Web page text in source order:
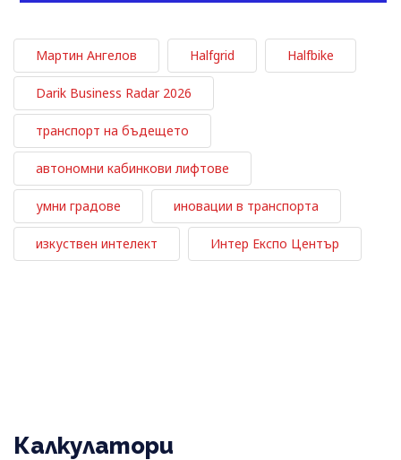
Мартин Ангелов Halfgrid Halfbike
Darik Business Radar 2026
транспорт на бъдещето
автономни кабинкови лифтове
умни градове иновации в транспорта
изкуствен интелект Интер Експо Център
Калкулатори